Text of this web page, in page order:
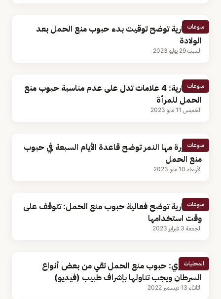
منوعات
استشارية توضح توقيت بدء حبوب منع الحمل بعد
الولادة
السبت 29 يوليو 2023
منوعات
استشارية: 4 علامات تدل على عدم مناسبة حبوب منع
الحمل للمرأة
الخميس 11 مايو 2023
منوعات
الدكتورة مها النمر توضح قاعدة الأيام السبعة في حبوب
منع الحمل
الأربعاء 10 مايو 2023
منوعات
استشارية توضح فعالية حبوب منع الحمل: تتوقف على
وقت استخدامها
الجمعة 3 فبراير 2023
المحليات
استشاري: حبوب منع الحمل تقي من بعض أنواع
السرطان ويجب تناولها بإشراف طبيب (فيديو)
الثلاثاء 13 ديسمبر 2022